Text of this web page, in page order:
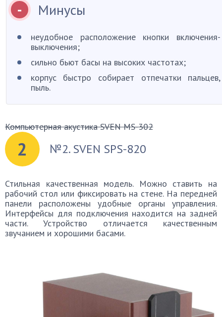
Минусы
неудобное расположение кнопки включения-
выключения;
сильно бьют басы на высоких частотах;
корпус быстро собирает отпечатки пальцев,
пыль.
Компьютерная акустика SVEN MS-302
2 №2. SVEN SPS-820
Стильная качественная модель. Можно ставить на
рабочий стол или фиксировать на стене. На передней
панели расположены удобные органы управления.
Интерфейсы для подключения находится на задней
части. Устройство отличается качественным
звучанием и хорошими басами.